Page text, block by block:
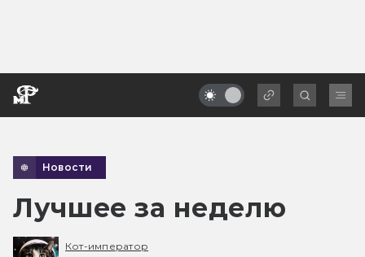
Новости
Лучшее за неделю
Кот-император